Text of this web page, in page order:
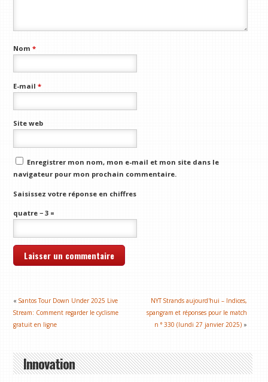
Nom*
E-mail*
Site web
Enregistrer mon nom, mon e-mail et mon site dans le
navigateur pour mon prochain commentaire.
Saisissez votre réponse en chiffres
quatre − 3 =
«Santos Tour Down Under 2025 Live
Stream: Comment regarder le cyclisme
gratuit en ligne
NYT Strands aujourd'hui – Indices,
spangram et réponses pour le match
n ° 330 (lundi 27 janvier 2025) »
Innovation